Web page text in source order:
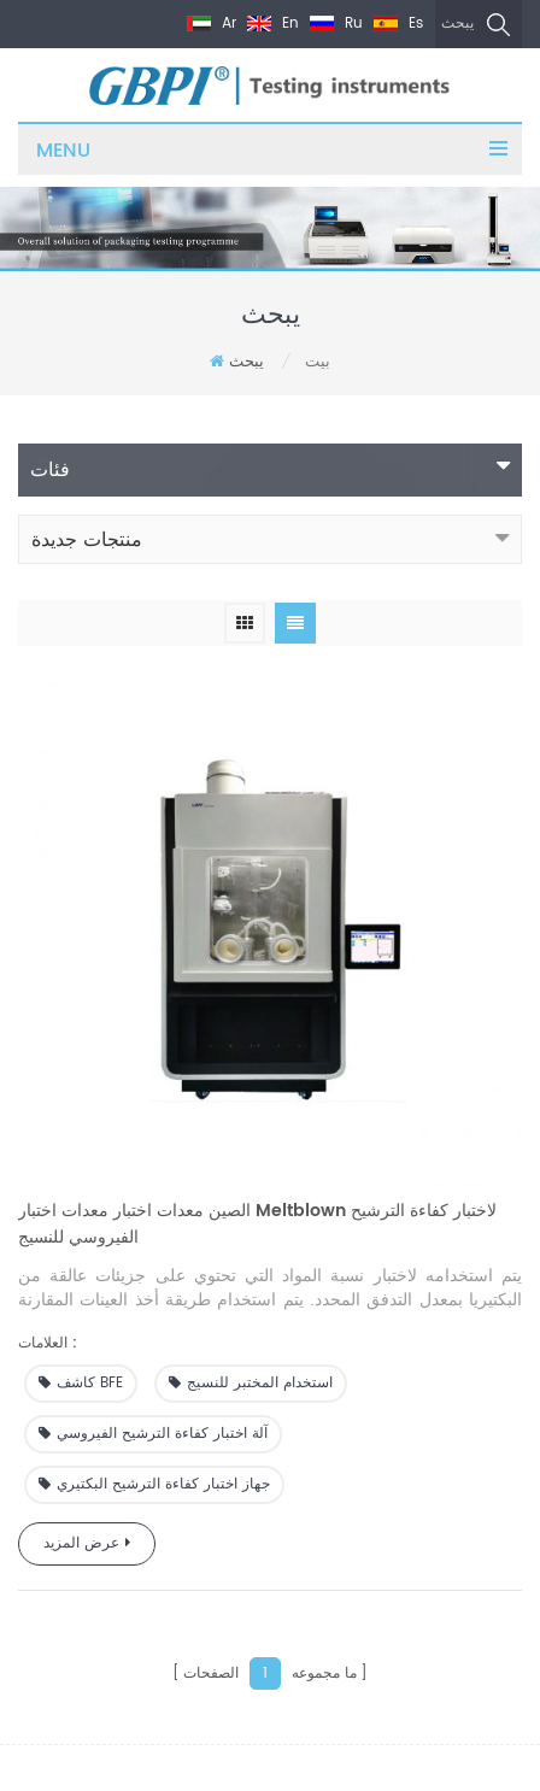
يبحث Ar En Ru Es
MENU
يبحث
بيت يبحث
فئات
منتجات جديدة
الصين معدات اختبار معدات اختبار Meltblown لاختبار كفاءة الترشيح
الفيروسي للنسيج
يتم استخدامه لاختبار نسبة المواد التي تحتوي على جزيئات عالقة من
البكتيريا بمعدل التدفق المحدد. يتم استخدام طريقة أخذ العينات المقارنة
لاختبار أداء كفاءة الترشيح البكتيري للأقنعة الجراحية الطبية من قبل
أقسام التفتيش المترولوجي ومعاهد البحث العلمي ومصنعي الأقنعة الطبية
العلامات :
كاشف BFE
استخدام المختبر للنسيج
آلة اختبار كفاءة الترشيح الفيروسي
جهاز اختبار كفاءة الترشيح البكتيري
عرض المزيد
ما مجموعه 1 الصفحات